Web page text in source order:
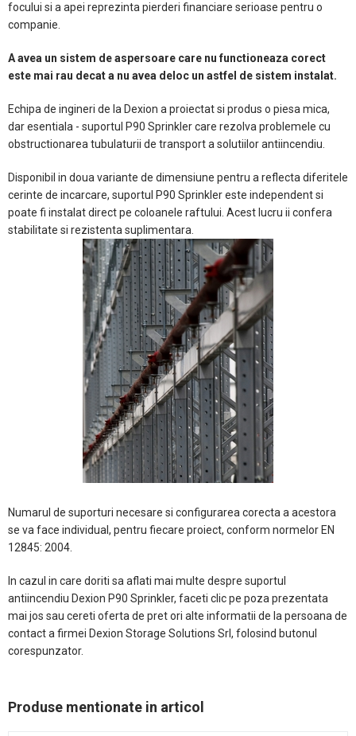
focului si a apei reprezinta pierderi financiare serioase pentru o
companie.
A avea un sistem de aspersoare care nu functioneaza corect
este mai rau decat a nu avea deloc un astfel de sistem instalat.
Echipa de ingineri de la Dexion a proiectat si produs o piesa mica,
dar esentiala - suportul P90 Sprinkler care rezolva problemele cu
obstructionarea tubulaturii de transport a solutiilor antiincendiu.
Disponibil in doua variante de dimensiune pentru a reflecta diferitele
cerinte de incarcare, suportul P90 Sprinkler este independent si
poate fi instalat direct pe coloanele raftului. Acest lucru ii confera
stabilitate si rezistenta suplimentara.
Numarul de suporturi necesare si configurarea corecta a acestora
se va face individual, pentru fiecare proiect, conform normelor EN
12845: 2004.
In cazul in care doriti sa aflati mai multe despre suportul
antiincendiu Dexion P90 Sprinkler, faceti clic pe poza prezentata
mai jos sau cereti oferta de pret ori alte informatii de la persoana de
contact a firmei Dexion Storage Solutions Srl, folosind butonul
corespunzator.
Produse mentionate in articol